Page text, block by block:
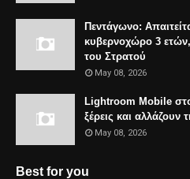
Πεντάγωνο:
κυβερνοχώρο 3
του Στρατού
May 08, 2026
Lightroom Mobile
ξέρεις και
May 08, 2026
Best for you